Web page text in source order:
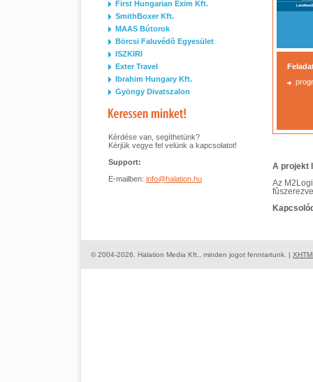
First Hungarian Exim Kft.
SmithBoxer Kft.
MAAS Bútorok
Börcsi Faluvédõ Egyesület
ISZKIRI
Exter Travel
Ibrahim Hungary Kft.
Gyöngy Divatszalon
Kérdése van, segíthetünk?
Kérjük vegye fel velünk a kapcsolatot!
Support:
E-mailben: info@halation.hu
A projekt
Az
© 2004-2026. Halation Media Kft., minden jogot fenntartunk. |